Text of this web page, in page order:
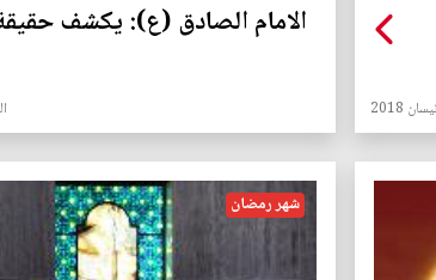
الامام الصادق (ع): يكشف
شهر رمضان